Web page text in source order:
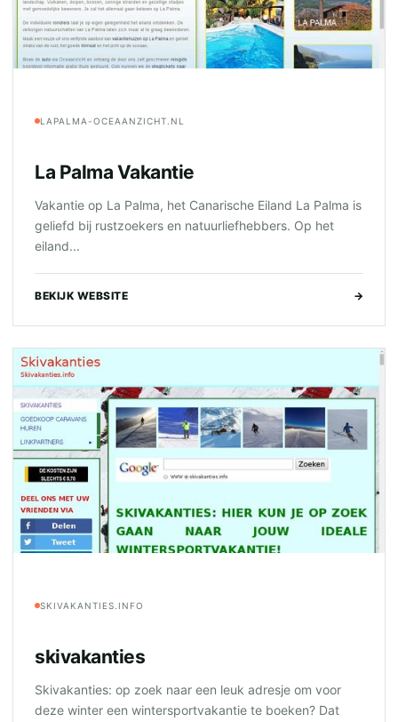
LAPALMA-OCEAANZICHT.NL
La Palma Vakantie
Vakantie op La Palma, het Canarische Eiland La Palma is
geliefd bij rustzoekers en natuurliefhebbers. Op het
eiland...
BEKIJK WEBSITE →
SKIVAKANTIES.INFO
skivakanties
Skivakanties: op zoek naar een leuk adresje om voor
deze winter een wintersportvakantie te boeken? Dat